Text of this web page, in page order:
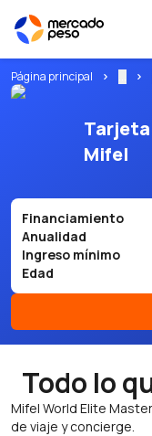
Página principal
Mifel
Financiamiento
Anualidad
Ingreso mínimo
Edad
Todo lo
Mifel World Elite
de viaje y concierge.